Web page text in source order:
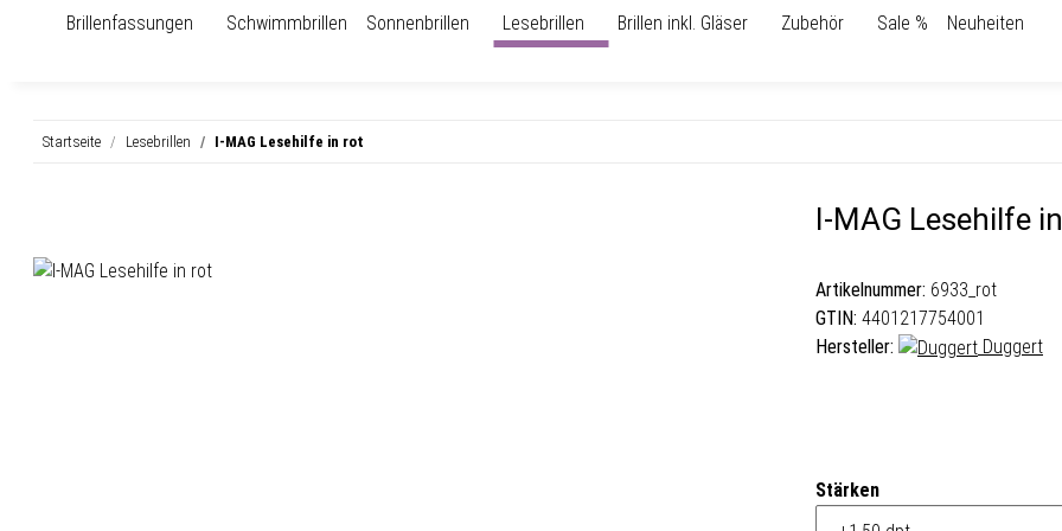
Brillenfassungen Schwimmbrillen Sonnenbrillen Lesebrillen Brillen inkl. Gläser Zubehör Sale % Neuheiten
Startseite Lesebrillen I-MAG Lesehilfe in rot
I-MAG Lesehilfe
Artikelnummer: 6933_rot
GTIN: 4401217754001
Hersteller:
Duggert
Stärken